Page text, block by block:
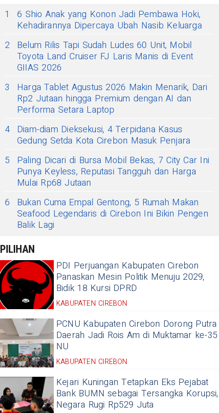
1
6 Shio Anak yang Konon Jadi Pembawa Hoki,
Kehadirannya Dipercaya Ubah Nasib Keluarga
2
Belum Rilis Tapi Sudah Ludes 60 Unit, Mobil
Toyota Land Cruiser FJ Laris Manis di Event
GIIAS 2026
3
Harga Tablet Agustus 2026 Makin Menarik, Dari
Rp2 Jutaan hingga Premium dengan AI dan
Performa Setara Laptop
4 Diam-diam Dieksekusi, 4 Terpidana Kasus
Gedung Setda Kota Cirebon Masuk Penjara
5
Paling Dicari di Bursa Mobil Bekas, 7 City Car Ini
Punya Keyless, Reputasi Tangguh dan Harga
Mulai Rp68 Jutaan
6
Bukan Cuma Empal Gentong, 5 Rumah Makan
Seafood Legendaris di Cirebon Ini Bikin Pengen
Balik Lagi
PILIHAN
PDI Perjuangan Kabupaten Cirebon
Panaskan Mesin Politik Menuju 2029,
Bidik 18 Kursi DPRD
KABUPATEN CIREBON
PCNU Kabupaten Cirebon Dorong Putra
Daerah Jadi Rois Am di Muktamar ke-35
NU
KABUPATEN CIREBON
Kejari Kuningan Tetapkan Eks Pejabat
Bank BUMN sebagai Tersangka Korupsi,
Negara Rugi Rp529 Juta